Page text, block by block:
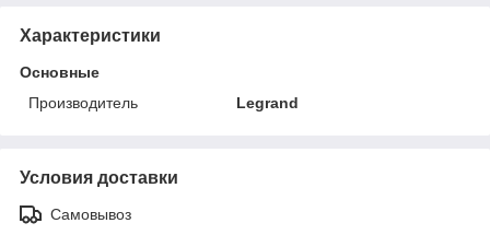
Характеристики
Основные
Производитель
Legrand
Условия доставки
Самовывоз